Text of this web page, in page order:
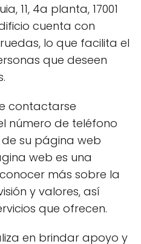
11, 4a planta, 17001
cuenta con
lo que facilita el
que deseen
contactarse
número de teléfono
su página web
web es una
más sobre la
y valores, así
que ofrecen.
en brindar apoyo y